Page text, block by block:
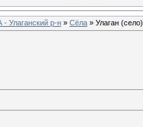
- Улаганский р-н » Сёла » Улаган (село)